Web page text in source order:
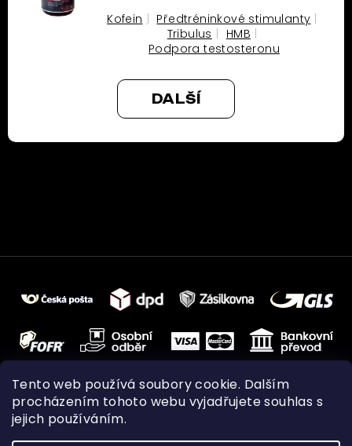
Tento web používá soubory cookie. Dalším
procházením tohoto webu vyjadřujete souhlas s
jejich používáním.
Kofein
Předtréninkové stimulanty
Tribulus
HMB
Podpora testosteronu
DALŠÍ